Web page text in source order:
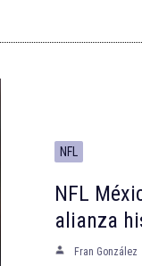
NFL
NFL
alianza
Fran González